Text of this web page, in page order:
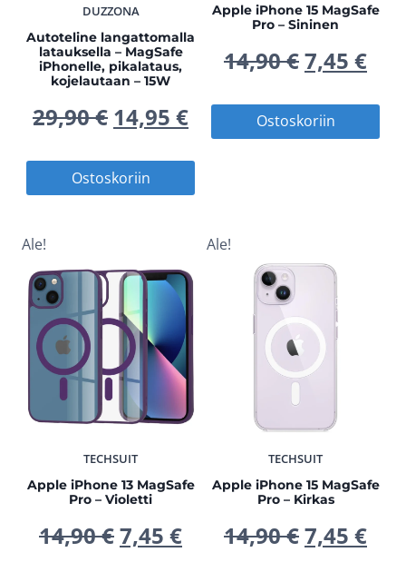
Arvostelu
tuotteesta:
5.00
/ 5
DUZZONA
Autoteline langattomalla
latauksella – MagSafe
iPhonelle, pikalataus,
kojelautaan – 15W
29,90€ Alkuperäinen
hinta
oli:
14,95 €Nykyinen
hinta
on:
14,95 €.
Ostoskoriin
Apple iPhone 15 MagSafe
Pro – Sininen
14,90€
hinta
oli:
7,45 €
on:
Ostoskoriin
Ale!
TECHSUIT
Apple iPhone 13 MagSafe
Pro – Violetti
14,90€Alkuperäinen
7,45 €Nykyinen
Ale!
TECHSUIT
Apple iPhone 15 MagSafe
Pro – Kirkas
14,90€7,45 €